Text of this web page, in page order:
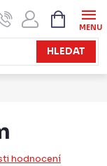
HLEDAT
KOŠÍK
hodnocení